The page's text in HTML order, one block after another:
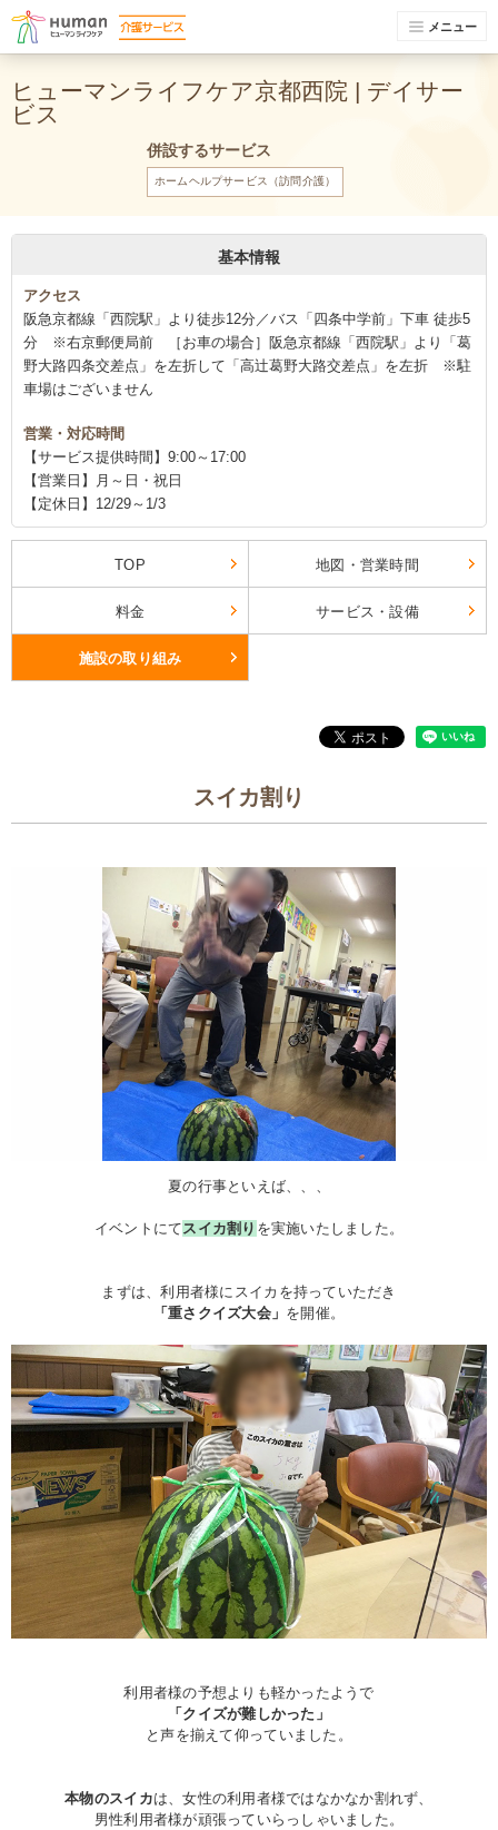
メニュー
ヒューマンライフケア京都西院 | デイサー
ビス
併設するサービス
ホームヘルプサービス（訪問介護）
基本情報
アクセス
阪急京都線「西院駅」より徒歩12分／バス「四条中学前」下車 徒歩5
分 ※右京郵便局前 ［お車の場合］阪急京都線「西院駅」より「葛
野大路四条交差点」を左折して「高辻葛野大路交差点」を左折 ※駐
車場はございません
営業・対応時間
【サービス提供時間】9:00～17:00
【営業日】月～日・祝日
【定休日】12/29～1/3
TOP 地図・営業時間
料金 サービス・設備
施設の取り組み
スイカ割り
夏の行事といえば、、、
イベントにてスイカ割り を実施いたしました。
まずは、利用者様にスイカを持っていただき
「重さクイズ大会」 を開催。
利用者様の予想よりも軽かったようで
「クイズが難しかった」
と声を揃えて仰っていました。
本物のスイカは、女性の利用者様ではなかなか割れず、
男性利用者様が頑張っていらっしゃいました。